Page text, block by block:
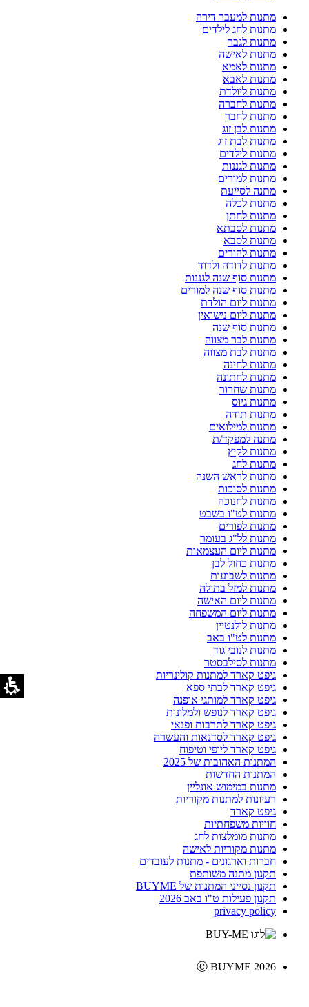
מתנות למעבר דירה
מתנות לחג לילדים
מתנות לגבר
מתנות לאישה
מתנות לאמא
מתנות לאבא
מתנות ליולדת
מתנות לחברה
מתנות לחבר
מתנות לבן זוג
מתנות לבת זוג
מתנות לילדים
מתנות לגננות
מתנות למורים
מתנה לסייעת
מתנות לכלה
מתנות לחתן
מתנות לסבתא
מתנות לסבא
מתנות להורים
מתנות לדודה ולדוד
מתנות סוף שנה לגננות
מתנות סוף שנה למורים
מתנות ליום הולדת
מתנות ליום נישואין
מתנות סוף שנה
מתנות לבר מצווה
מתנות לבת מצווה
מתנות לחינה
מתנות לחתונה
מתנות שחרור
מתנות גיוס
מתנות תודה
מתנות למילואים
מתנה למפקד/ת
מתנות לקיץ
מתנות לחג
מתנות לראש השנה
מתנות לסוכות
מתנות לחנוכה
מתנות לט"ו בשבט
מתנות לפורים
מתנות לל"ג בעומר
מתנות ליום העצמאות
מתנות כחול לבן
מתנות לשבועות
מתנות למזל בתולה
מתנות ליום האישה
מתנות ליום המשפחה
מתנות לולנטיין
מתנות לט"ו באב
מתנות לנובי גוד
מתנות לסילבסטר
גיפט קארד למתנות קולינריות
גיפט קארד לבתי ספא
גיפט קארד למותגי אופנה
גיפט קארד לנופש ולמלונות
גיפט קארד לתרבות ופנאי
גיפט קארד לסדנאות והעשרה
גיפט קארד ליופי וטיפוח
המתנות האהובות של 2025
המתנות החדשות
מתנות במימוש אונליין
רעיונות למתנות מקוריות
גיפט קארד
חוויות משפחתיות
מתנות מומלצות לחג
מתנות מקוריות לאישה
חברות וארגונים - מתנות לעובדים
תקנון מתנה משותפת
תקנון נסייני המתנות של BUYME
תקנון פעילות ט"ו באב 2026
privacy policy
Ⓒ BUYME 2026